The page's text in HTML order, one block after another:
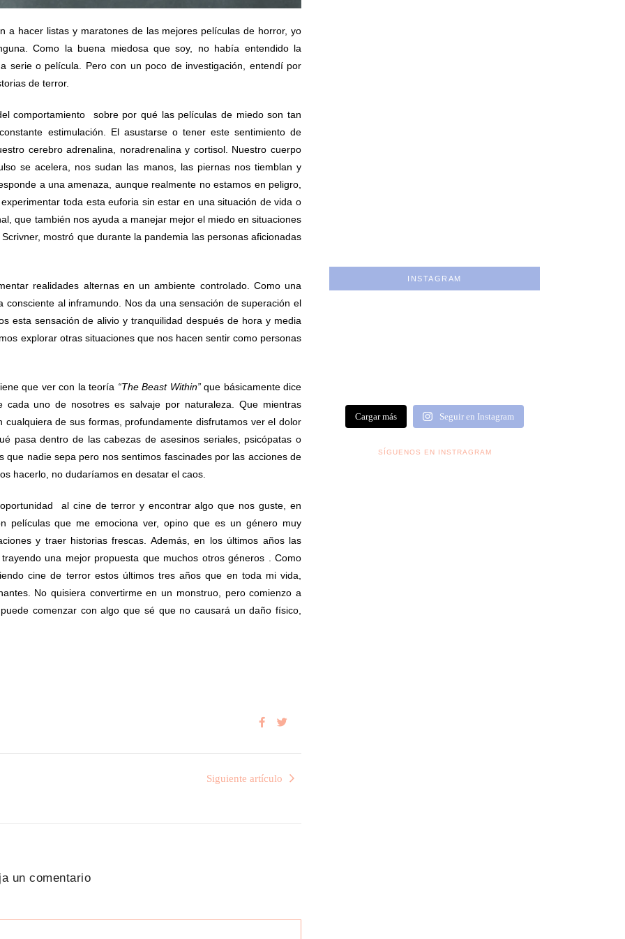
a hacer listas y maratones de las mejores películas de horror, yo
Como la buena miedosa que soy, no había entendido la
serie o película. Pero con un poco de investigación, entendí por
de terror.
comportamiento sobre por qué las películas de miedo son tan
estimulación. El asustarse o tener este sentimiento de
cerebro adrenalina, noradrenalina y cortisol. Nuestro cuerpo
se acelera, nos sudan las manos, las piernas nos tiemblan y
a una amenaza, aunque realmente no estamos en peligro,
toda esta euforia sin estar en una situación de vida o
que también nos ayuda a manejar mejor el miedo en situaciones
mostró que durante la pandemia las personas aficionadas
realidades alternas en un ambiente controlado. Como una
al inframundo. Nos da una sensación de superación el
esta sensación de alivio y tranquilidad después de hora y media
explorar otras situaciones que nos hacen sentir como personas
que ver con la teoría “The Beast Within”que básicamente dice
uno de nosotres es salvaje por naturaleza. Que mientras
de sus formas, profundamente disfrutamos ver el dolor
pasa dentro de las cabezas de asesinos seriales, psicópatas o
nadie sepa pero nos sentimos fascinades por las acciones de
hacerlo, no dudaríamos en desatar el caos.
al cine de terror y encontrar algo que nos guste, en
películas que me emociona ver, opino que es un género muy
y traer historias frescas. Además, en los últimos años las
una mejor propuesta que muchos otros géneros . Como
cine de terror estos últimos tres años que en toda mi vida,
No quisiera convertirme en un monstruo, pero comienzo a
comenzar con algo que sé que no causará un daño físico,
Siguiente artículo
un comentario
INSTAGRAM
Cargar más Seguir en Instagram
SÍGUENOS EN INSTRAGRAM